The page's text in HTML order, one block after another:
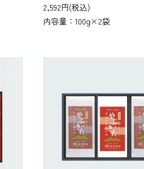
2,592円(税込)
内容量：100g×2袋